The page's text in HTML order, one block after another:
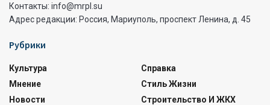
Контакты: info@mrpl.su
Адрес редакции: Россия, Мариуполь, проспект Ленина, д. 45
Рубрики
Культура
Мнение
Новости
Справка
Стиль Жизни
Строительство И ЖКХ